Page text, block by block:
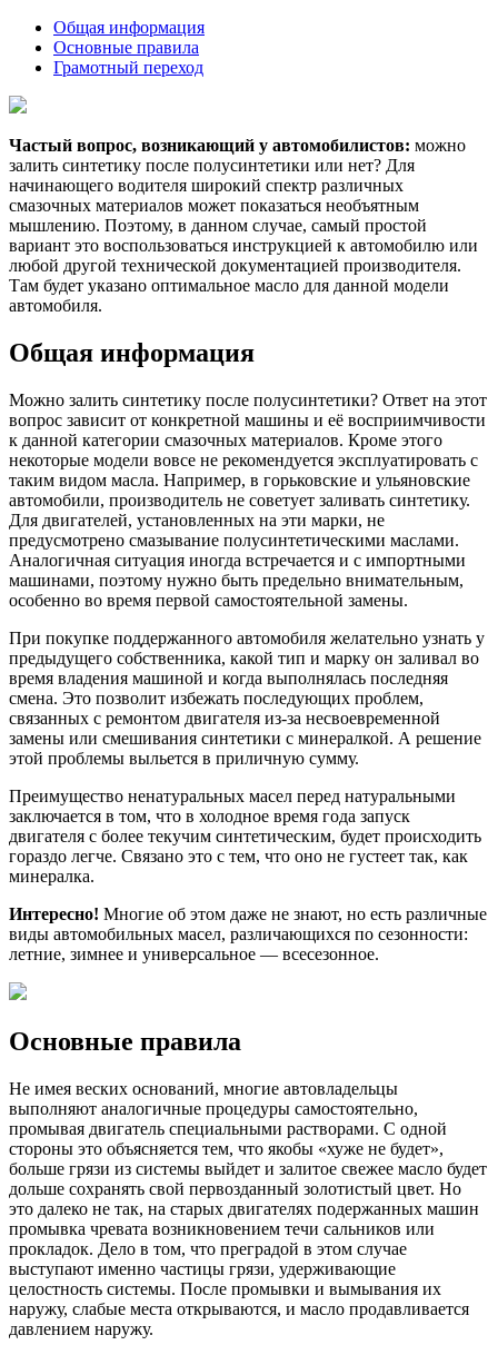
Общая информация
Основные правила
Грамотный переход
Частый вопрос, возникающий у автомобилистов: можно
залить синтетику после полусинтетики или нет? Для
начинающего водителя широкий спектр различных
смазочных материалов может показаться необъятным
мышлению. Поэтому, в данном случае, самый простой
вариант это воспользоваться инструкцией к автомобилю или
любой другой технической документацией производителя.
Там будет указано оптимальное масло для данной модели
автомобиля.
Общая информация
Можно залить синтетику после полусинтетики? Ответ на этот
вопрос зависит от конкретной машины и её восприимчивости
к данной категории смазочных материалов. Кроме этого
некоторые модели вовсе не рекомендуется эксплуатировать с
таким видом масла. Например, в горьковские и ульяновские
автомобили, производитель не советует заливать синтетику.
Для двигателей, установленных на эти марки, не
предусмотрено смазывание полусинтетическими маслами.
Аналогичная ситуация иногда встречается и с импортными
машинами, поэтому нужно быть предельно внимательным,
особенно во время первой самостоятельной замены.
При покупке поддержанного автомобиля желательно узнать у
предыдущего собственника, какой тип и марку он заливал во
время владения машиной и когда выполнялась последняя
смена. Это позволит избежать последующих проблем,
связанных с ремонтом двигателя из-за несвоевременной
замены или смешивания синтетики с минералкой. А решение
этой проблемы выльется в приличную сумму.
Преимущество ненатуральных масел перед натуральными
заключается в том, что в холодное время года запуск
двигателя с более текучим синтетическим, будет происходить
гораздо легче. Связано это с тем, что оно не густеет так, как
минералка.
Интересно! Многие об этом даже не знают, но есть различные
виды автомобильных масел, различающихся по сезонности:
летние, зимнее и универсальное — всесезонное.
Основные правила
Не имея веских оснований, многие автовладельцы
выполняют аналогичные процедуры самостоятельно,
промывая двигатель специальными растворами. С одной
стороны это объясняется тем, что якобы «хуже не будет»,
больше грязи из системы выйдет и залитое свежее масло будет
дольше сохранять свой первозданный золотистый цвет. Но
это далеко не так, на старых двигателях подержанных машин
промывка чревата возникновением течи сальников или
прокладок. Дело в том, что преградой в этом случае
выступают именно частицы грязи, удерживающие
целостность системы. После промывки и вымывания их
наружу, слабые места открываются, и масло продавливается
давлением наружу.